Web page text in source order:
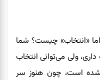
اما «انتخاب» چیست؟ شما
ولی می‌توانی انتخاب
نشده است، چون هنوز سر